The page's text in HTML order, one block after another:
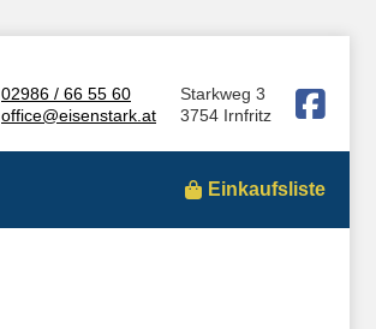
02986 / 66 55 60
office@eisenstark.at
Starkweg 3
3754 Irnfritz
Einkaufsliste